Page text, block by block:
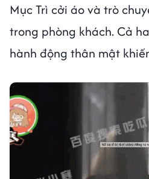
Mục Trì cởi áo và trò
trong phòng khách. Cả
hành động thân mật